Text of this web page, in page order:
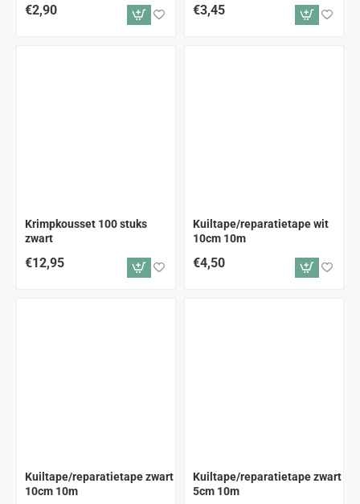
€2,90 €3,45
Krimpkousset 100 stuks
zwart
€12,95
Kuiltape/reparatietape wit
10cm 10m
€4,50
Kuiltape/reparatietape zwart
10cm 10m
Kuiltape/reparatietape zwart
5cm 10m